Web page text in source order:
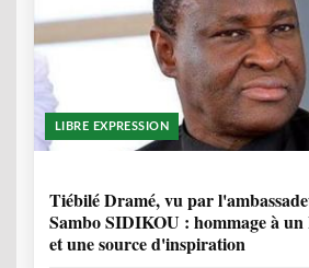
LIBRE EXPRESSION
Tiébilé Dramé, vu par
Sambo SIDIKOU : hommage à
et une source d'inspiration